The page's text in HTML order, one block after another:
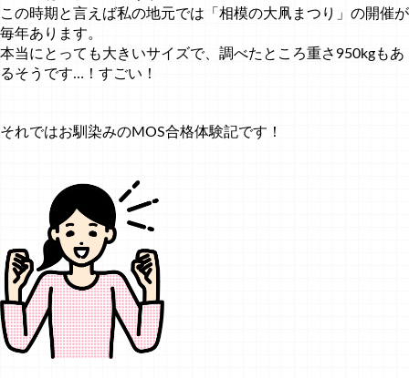
この時期と言えば私の地元では「相模の大凧まつり」の開催が
毎年あります。
本当にとっても大きいサイズで、調べたところ重さ950kgもあ
るそうです…！すごい！
それではお馴染みのMOS合格体験記です！